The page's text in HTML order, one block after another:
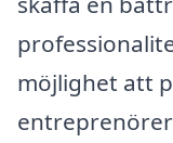
möjlighet att